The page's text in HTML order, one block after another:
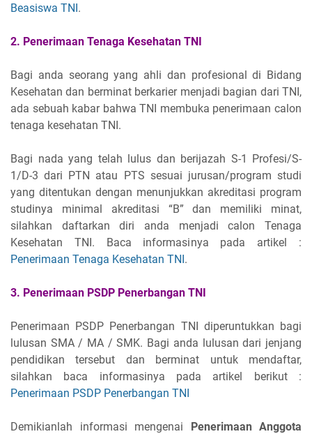
Beasiswa TNI.
2. Penerimaan Tenaga Kesehatan TNI
Bagi anda seorang yang ahli dan profesional di Bidang
Kesehatan dan berminat berkarier menjadi bagian dari TNI,
ada sebuah kabar bahwa TNI membuka penerimaan calon
tenaga kesehatan TNI.
Bagi nada yang telah lulus dan berijazah S-1 Profesi/S-
1/D-3 dari PTN atau PTS sesuai jurusan/program studi
yang ditentukan dengan menunjukkan akreditasi program
studinya minimal akreditasi “B” dan memiliki minat,
silahkan daftarkan diri anda menjadi calon Tenaga
Kesehatan TNI. Baca informasinya pada artikel :
Penerimaan Tenaga Kesehatan TNI.
3. Penerimaan PSDP Penerbangan TNI
Penerimaan PSDP Penerbangan TNI diperuntukkan bagi
lulusan SMA / MA / SMK. Bagi anda lulusan dari jenjang
pendidikan tersebut dan berminat untuk mendaftar,
silahkan baca informasinya pada artikel berikut :
Penerimaan PSDP Penerbangan TNI
Demikianlah informasi mengenai Penerimaan Anggota